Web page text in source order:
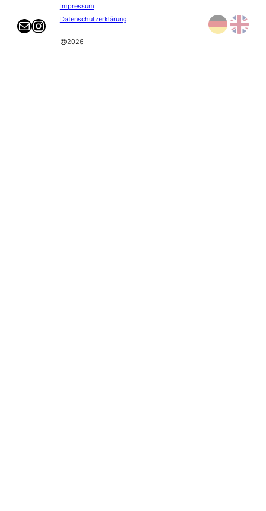
E-mailInstagram
Impressum
Datenschutzerklärung
©2026